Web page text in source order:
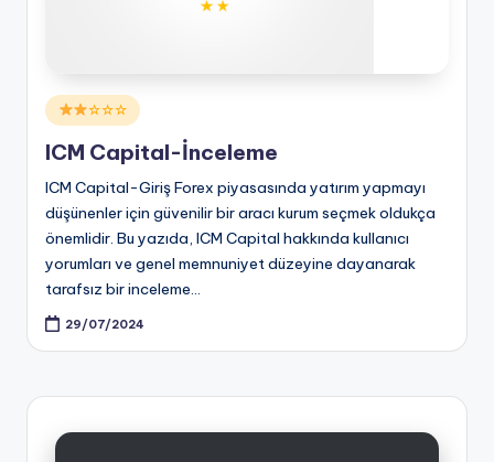
Posted
in
☆☆☆
ICM Capital-İnceleme
ICM Capital-Giriş Forex piyasasında yatırım yapmayı
düşünenler için güvenilir bir aracı kurum seçmek oldukça
önemlidir. Bu yazıda, ICM Capital hakkında kullanıcı
yorumları ve genel memnuniyet düzeyine dayanarak
tarafsız bir inceleme…
29/07/2024